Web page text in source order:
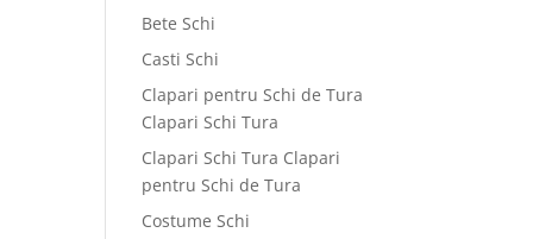
Bete Schi
Casti Schi
Clapari pentru Schi de Tura
Clapari Schi Tura
Clapari Schi Tura Clapari
pentru Schi de Tura
Costume Schi